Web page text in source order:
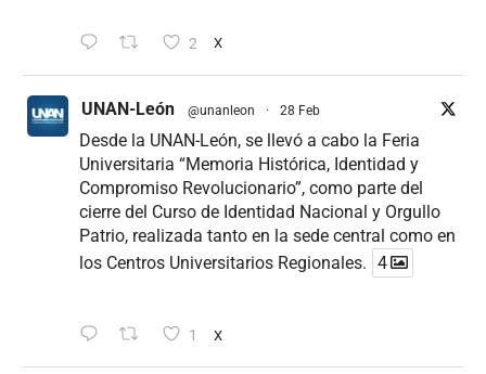
2 X
UNAN-León @unanleon · 28 Feb
Desde la UNAN-León, se llevó a cabo la Feria
Universitaria “Memoria Histórica, Identidad y
Compromiso Revolucionario”, como parte del
cierre del Curso de Identidad Nacional y Orgullo
Patrio, realizada tanto en la sede central como en
los Centros Universitarios Regionales. 4
1 X